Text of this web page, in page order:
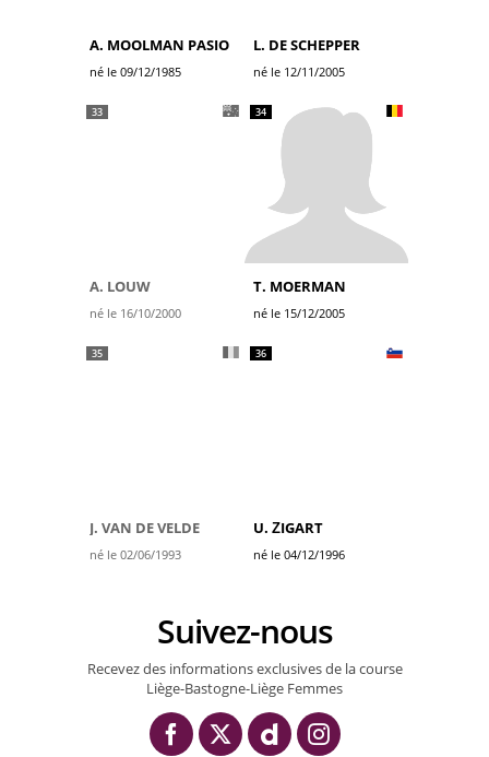
A. MOOLMAN PASIO
né le 09/12/1985
L. DE SCHEPPER
né le 12/11/2005
33
A. LOUW
né le 16/10/2000
34
T. MOERMAN
né le 15/12/2005
35
J. VAN DE VELDE
né le 02/06/1993
36
U. ŽIGART
né le 04/12/1996
Suivez-nous
Recevez des informations exclusives de la course
Liège-Bastogne-Liège Femmes